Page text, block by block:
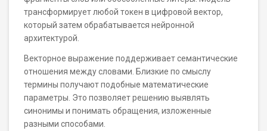
трансформирует любой токен в цифровой вектор,
который затем обрабатывается нейронной
архитектурой.
Векторное выражение поддерживает семантические
отношения между словами. Близкие по смыслу
термины получают подобные математические
параметры. Это позволяет решению выявлять
синонимы и понимать обращения, изложенные
разными способами.